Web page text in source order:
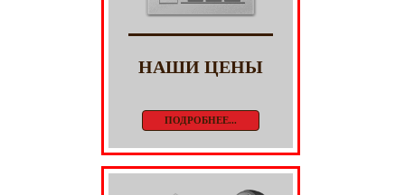
НАШИ ЦЕНЫ
ПОДРОБНЕЕ...